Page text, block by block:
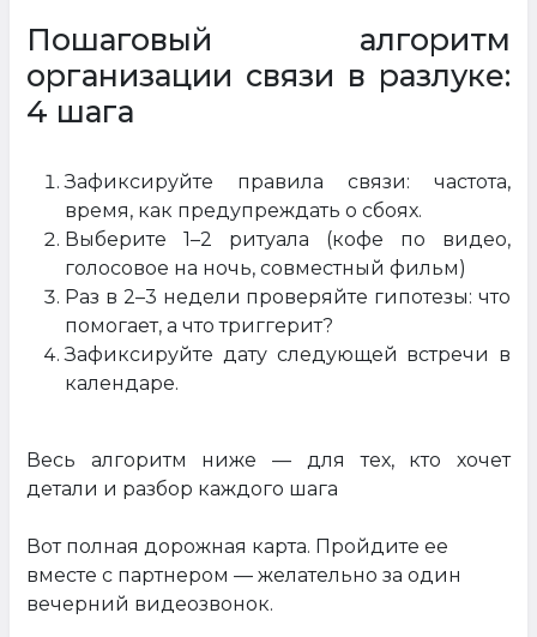
Пошаговый алгоритм
организации связи в разлуке:
4 шага
Зафиксируйте правила связи: частота,
время, как предупреждать о сбоях.
Выберите 1–2 ритуала (кофе по видео,
голосовое на ночь, совместный фильм)
Раз в 2–3 недели проверяйте гипотезы: что
помогает, а что триггерит?
Зафиксируйте дату следующей встречи в
календаре.
Весь алгоритм ниже — для тех, кто хочет
детали и разбор каждого шага
Вот полная дорожная карта. Пройдите ее
вместе с партнером — желательно за один
вечерний видеозвонок.